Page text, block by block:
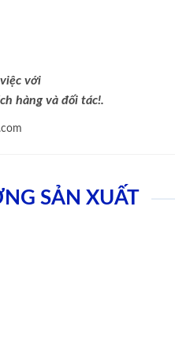
với
hàng và đối tác!.
SẢN XUẤT